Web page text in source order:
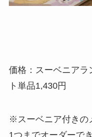
価格：スーベニアラ
ト単品1,430円
※スーベニア付きの
1つまでオーダーで